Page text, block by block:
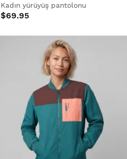
Kadın yürüyüş pantolonu
$69.95